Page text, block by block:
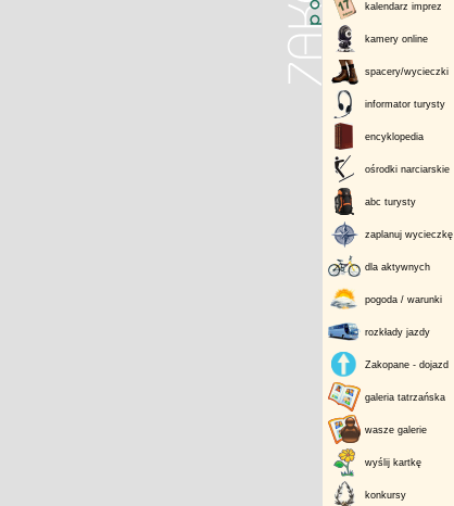
kalendarz imprez
kamery online
spacery/wycieczki
informator turysty
encyklopedia
ośrodki narciarskie
abc turysty
zaplanuj wycieczkę
dla aktywnych
pogoda / warunki
rozkłady jazdy
Zakopane - dojazd
galeria tatrzańska
wasze galerie
wyślij kartkę
konkursy